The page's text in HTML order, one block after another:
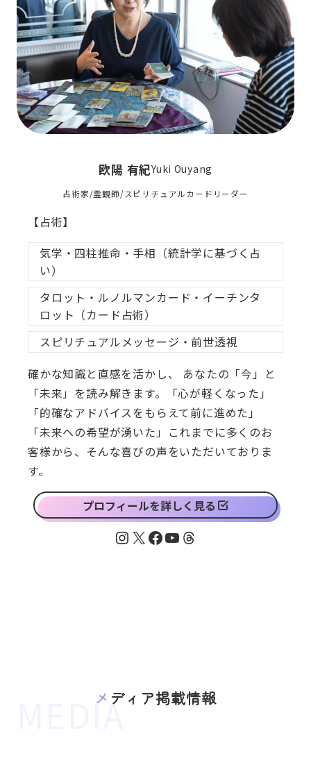
欧陽 有紀Yuki Ouyang
占術家/霊観師/スピリチュアルカードリーダー
【占術】
気学・四柱推命・手相（統計学に基づく占
い）
タロット・ルノルマンカード・イーチンタ
ロット（カード占術）
スピリチュアルメッセージ・前世透視
確かな知識と直感を活かし、 あなたの「今」と
「未来」を読み解きます。「心が軽くなった」
「的確なアドバイスをもらえて前に進めた」
「未来への希望が湧いた」これまでに多くのお
客様から、そんな喜びの声をいただいておりま
す。
プロフィールを詳しく見る
Instagram
X Facebook
YouTube
Threads
メディア掲載情報